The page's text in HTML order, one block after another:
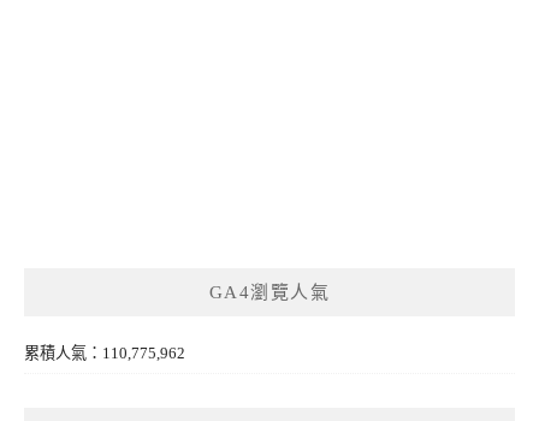
GA4瀏覽人氣
累積人氣：110,775,962